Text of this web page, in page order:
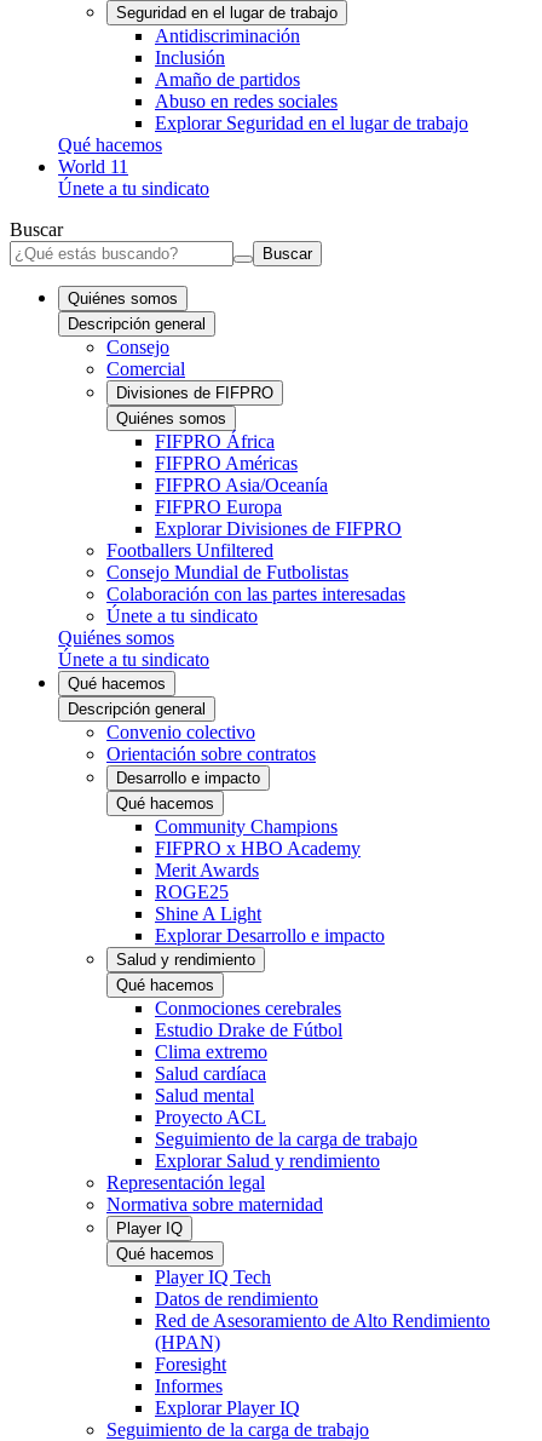
Seguridad en el lugar de trabajo
Antidiscriminación
Inclusión
Amaño de partidos
Abuso en redes sociales
Explorar Seguridad en el lugar de trabajo
Qué hacemos
World 11
Únete a tu sindicato
Buscar
Buscar
Quiénes somos
Descripción general
Consejo
Comercial
Divisiones de FIFPRO
Quiénes somos
FIFPRO África
FIFPRO Américas
FIFPRO Asia/Oceanía
FIFPRO Europa
Explorar Divisiones de FIFPRO
Footballers Unfiltered
Consejo Mundial de Futbolistas
Colaboración con las partes interesadas
Únete a tu sindicato
Quiénes somos
Únete a tu sindicato
Qué hacemos
Descripción general
Convenio colectivo
Orientación sobre contratos
Desarrollo e impacto
Qué hacemos
Community Champions
FIFPRO x HBO Academy
Merit Awards
ROGE25
Shine A Light
Explorar Desarrollo e impacto
Salud y rendimiento
Qué hacemos
Conmociones cerebrales
Estudio Drake de Fútbol
Clima extremo
Salud cardíaca
Salud mental
Proyecto ACL
Seguimiento de la carga de trabajo
Explorar Salud y rendimiento
Representación legal
Normativa sobre maternidad
Player IQ
Qué hacemos
Player IQ Tech
Datos de rendimiento
Red de Asesoramiento de Alto Rendimiento
(HPAN)
Foresight
Informes
Explorar Player IQ
Seguimiento de la carga de trabajo